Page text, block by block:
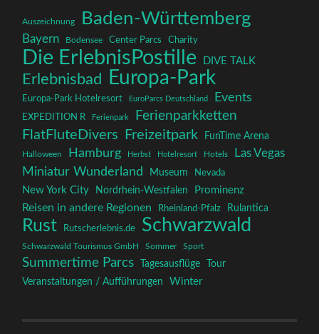
Auszeichnung Baden-Württemberg
Bayern Bodensee Center Parcs Charity
Die ErlebnisPostille DIVE TALK
Erlebnisbad Europa-Park
Europa-Park Hotelresort EuroParcs Deutschland Events
EXPEDITION R Ferienpark Ferienparkketten
FlatFluteDivers Freizeitpark FunTime Arena
Halloween Hamburg Herbst Hotelresort Hotels
Las Vegas
Miniatur Wunderland
Museum Nevada
New York City Nordrhein-Westfalen Prominenz
Reisen in andere Regionen Rheinland-Pfalz Rulantica
Rust Rutscherlebnis.de Schwarzwald
Schwarzwald Tourismus GmbH Sommer Sport
Summertime Parcs Tagesausflüge
Tour
Veranstaltungen / Aufführungen
Winter